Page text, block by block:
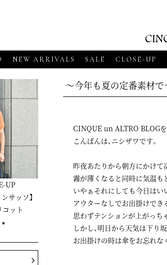
NEW ARRIVALS SALE CLOSE-UP
～今年も夏の定番素材で
CINQUE un ALTRO BLOG
こんばんは、ニシザワです。
昨夜あたりから朝方にかけて
霧が薄くなると同時に気温も
いやぁそれにしても今日はい
アウターなしでお出掛けでき
思わずテンションが上がっち
しかし、明日から天気は下り坂
お出掛けの時は傘をお忘れな
UP
サッソ】
ット
2026・06・18 CLOSE-UP
GRAN SASSO【グランサッソ】
ニットシャツ ベージュ
2026・06
ッパーニ